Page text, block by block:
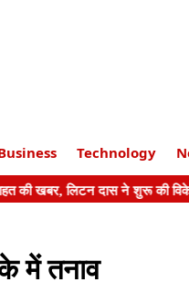
Technology
में तनाव